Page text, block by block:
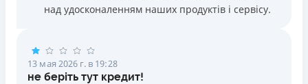
над удосконаленням наших продуктів і сервісу.
13 мая 2026 г. в 19:28
не беріть тут кредит!